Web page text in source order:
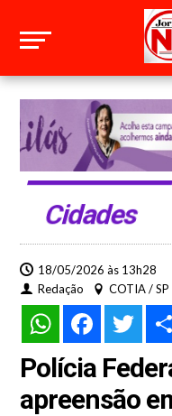
Cidades
18/05/2026 às 13h28
Redação
COTIA / SP
WhatsAppFacebook
Polícia
apreensão